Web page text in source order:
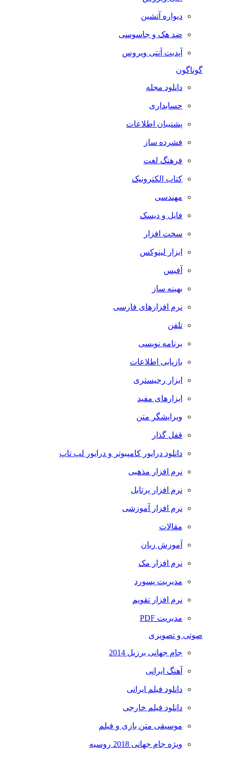
دیواره آتشین
ضد هک و جاسوسی
آپدیت آنتی ویروس
گوناگون
دانلود مجله
حسابداری
پشتیبان اطلاعات
فشرده ساز
فرهنگ لغت
کتاب الکترونیک
مهندسی
فایل و دیسک
سخت افزار
ابزار لینوکس
آفیس
بهینه ساز
نرم افزارهای فارسی
تلفن
برنامه نویسی
بازیابی اطلاعات
ابزار رجیستری
ابزارهای مفید
ویرایشگر متن
قفل گذار
دانلود درایور کامپیوتر و درایور لپ تاپ
نرم افزار مذهبی
نرم افزار پرتابل
نرم افزار آموزشی
مقالات
آموزش زبان
نرم افزار مک
مدیریت پسورد
نرم افزار تقویم
مدیریت PDF
صوتی و تصویری
جام جهانی برزیل 2014
آهنگ ایرانی
دانلود فیلم ایرانی
دانلود فیلم خارجی
موسیقی متن بازی و فیلم
ویژه جام جهانی 2018 روسیه